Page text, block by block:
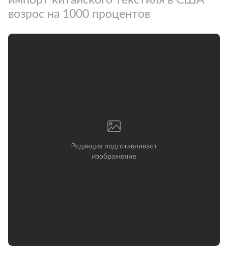
возрос на 1000 процентов